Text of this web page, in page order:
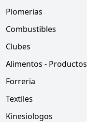
Plomerias
Combustibles
Clubes
Alimentos - Productos
Forreria
Textiles
Kinesiologos